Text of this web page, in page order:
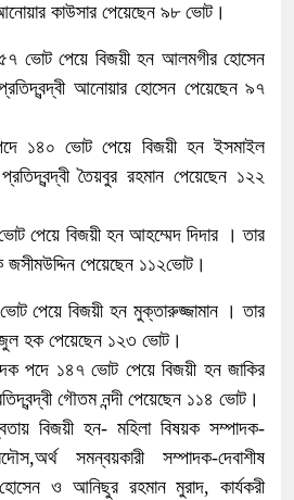
কাউসার পেয়েছেন ৯৮ ভোট।
ভোট পেয়ে বিজয়ী হন আলমগীর হোসেন
আনোয়ার হোসেন পেয়েছেন ৯৭
১৪০ ভোট পেয়ে বিজয়ী হন ইসমাইল
তৈয়বুর রহমান পেয়েছেন ১২২
পেয়ে বিজয়ী হন আহম্মেদ দিদার । তার
জসীমউদ্দিন পেয়েছেন ১১২ভোট।
পেয়ে বিজয়ী হন মুক্তারুজ্জামান । তার
হক পেয়েছেন ১২৩ ভোট।
পদে ১৪৭ ভোট পেয়ে বিজয়ী হন জাকির
গৌতম নন্দী পেয়েছেন ১১৪ ভোট।
বিজয়ী হন- মহিলা বিষয়ক সম্পাদক-
সমন্বয়কারী সম্পাদক-দেবাশীষ
ও আনিছুর রহমান মুরাদ, কার্যকরী